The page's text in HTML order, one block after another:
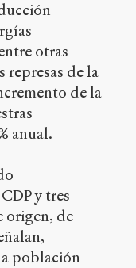
otras
represas de la
de la
anual.
y tres
origen, de
población